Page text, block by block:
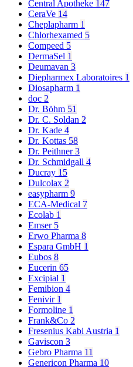
Central Apotheke 147
CeraVe 14
Cheplapharm 1
Chlorhexamed 5
Compeed 5
DermaSel 1
Deumavan 3
Diepharmex Laboratoires 1
Diosapharm 1
doc 2
Dr. Böhm 51
Dr. C. Soldan 2
Dr. Kade 4
Dr. Kottas 58
Dr. Peithner3
Dr. Schmidgall 4
Ducray 15
Dulcolax 2
easypharm 9
ECA-Medical 7
Ecolab 1
Emser 5
Erwo Pharma 8
Espara GmbH 1
Eubos 8
Eucerin 65
Excipial 1
Femibion 4
Fenivir 1
Formoline 1
Frank&Co 2
Fresenius Kabi Austria 1
Gaviscon 3
Gebro Pharma 11
Genericon Pharma 10